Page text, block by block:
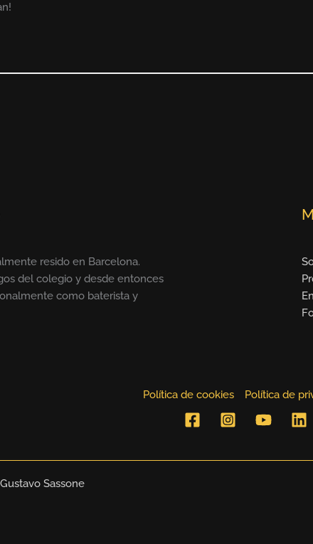
resido en Barcelona.
del colegio y desde entonces
como baterista y
Política de cookies Política de
Sassone